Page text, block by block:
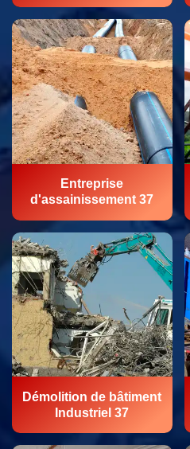
Entreprise
d'assainissement 37
Démolition de bâtiment
Industriel 37